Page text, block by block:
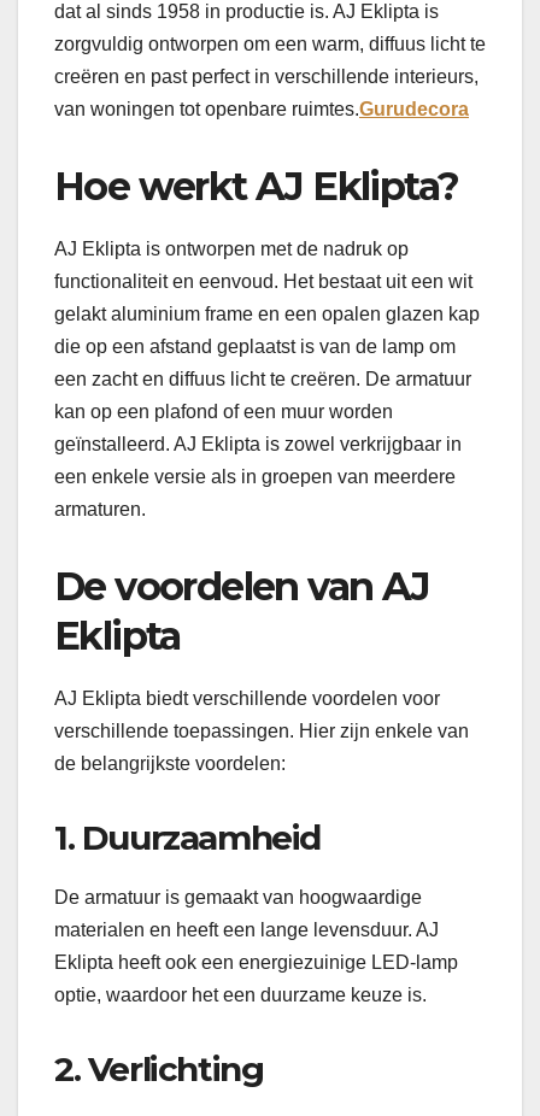
dat al sinds 1958 in productie is. AJ Eklipta is
zorgvuldig ontworpen om een warm, diffuus licht te
creëren en past perfect in verschillende interieurs,
van woningen tot openbare ruimtes.Gurudecora
Hoe werkt AJ Eklipta?
AJ Eklipta is ontworpen met de nadruk op
functionaliteit en eenvoud. Het bestaat uit een wit
gelakt aluminium frame en een opalen glazen kap
die op een afstand geplaatst is van de lamp om
een zacht en diffuus licht te creëren. De armatuur
kan op een plafond of een muur worden
geïnstalleerd. AJ Eklipta is zowel verkrijgbaar in
een enkele versie als in groepen van meerdere
armaturen.
De voordelen van AJ
Eklipta
AJ Eklipta biedt verschillende voordelen voor
verschillende toepassingen. Hier zijn enkele van
de belangrijkste voordelen:
1. Duurzaamheid
De armatuur is gemaakt van hoogwaardige
materialen en heeft een lange levensduur. AJ
Eklipta heeft ook een energiezuinige LED-lamp
optie, waardoor het een duurzame keuze is.
2. Verlichting